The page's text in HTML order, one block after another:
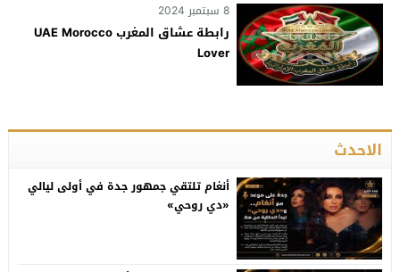
8 سبتمبر 2024
رابطة عشاق المغرب UAE Morocco
Lover
الاحدث
أنغام تلتقي جمهور جدة في أولى ليالي
«دي روحي»